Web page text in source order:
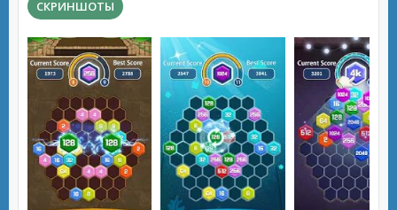
СКРИНШОТЫ